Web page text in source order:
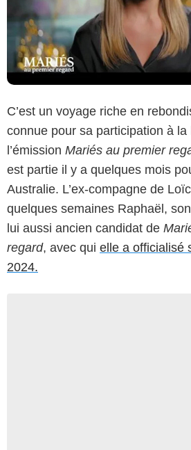
C’est un voyage riche en
connue pour sa participation à
l’émission Mariés au premier
est partie il y a quelques mois
Australie. L’ex-compagne de
quelques semaines Raphaël,
lui aussi ancien candidat de
regard, avec qui elle a officialisé
2024.